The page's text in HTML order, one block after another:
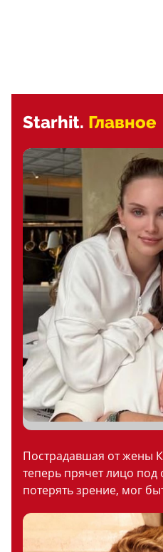
Starhit. Главное
Пострадавшая от жены
теперь прячет лицо
потерять зрение, мог